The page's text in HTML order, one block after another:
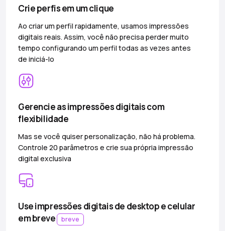
Crie perfis em um clique
Ao criar um perfil rapidamente, usamos impressões
digitais reais. Assim, você não precisa perder muito
tempo configurando um perfil todas as vezes antes
de iniciá-lo
Gerencie as impressões digitais com
flexibilidade
Mas se você quiser personalização, não há problema.
Controle 20 parâmetros e crie sua própria impressão
digital exclusiva
Use impressões digitais de desktop e celular
em breve breve